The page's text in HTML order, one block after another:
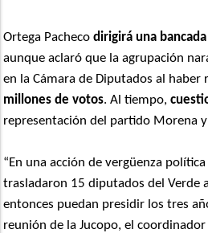
Ortega Pachecodirigirá una
aunque aclaró que la agrupación
en la Cámara de Diputados al haber
millones de votos. Al tiempo,
representación del partido Morena y
“En una acción de vergüenza
trasladaron 15 diputados del Verde
entonces puedan presidir los tres
reunión de la Jucopo, el